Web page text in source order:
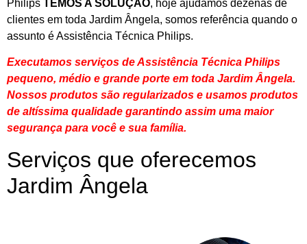
Philips TEMOS A SOLUÇÃO, hoje ajudamos dezenas de
clientes em toda Jardim Ângela, somos referência quando o
assunto é Assistência Técnica Philips.
Executamos serviços de Assistência Técnica Philips
pequeno, médio e grande porte em toda Jardim Ângela.
Nossos produtos são regularizados e usamos produtos
de altíssima qualidade garantindo assim uma maior
segurança para você e sua família.
Serviços que oferecemos
Jardim Ângela